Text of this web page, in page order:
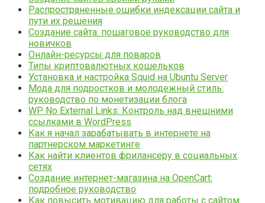
Распространенные ошибки индексации сайта и
пути их решения
Создание сайта: пошаговое руководство для
новичков
Онлайн-ресурсы для поваров
Типы криптовалютных кошельков
Установка и настройка Squid на Ubuntu Server
Мода для подростков и молодежный стиль:
руководство по монетизации блога
WP No External Links: Контроль над внешними
ссылками в WordPress
Как я начал зарабатывать в интернете на
партнерском маркетинге
Как найти клиентов фрилансеру в социальных
сетях
Создание интернет-магазина на OpenCart:
подробное руководство
Как повысить мотивацию для работы с сайтом